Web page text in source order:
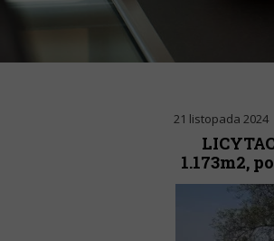
21 listopada 2024
1.173m2,